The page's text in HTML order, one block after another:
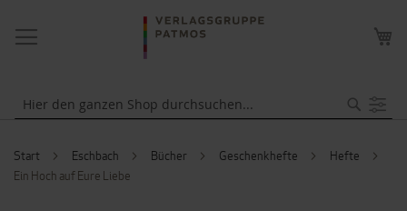
NAVIGATION
UMSCHALTEN
Start Eschbach Bücher Geschenkhefte
Hefte
Ein Hoch auf Eure Liebe